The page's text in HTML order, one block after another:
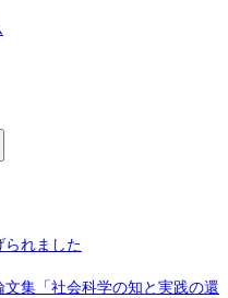
られました
集「社会科学の知と実践の還